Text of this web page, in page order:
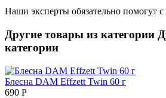
Наши эксперты обязательно помогут
Другие товары из категории
категории
Блесна DAM Effzett Twin 60 г
690 Р